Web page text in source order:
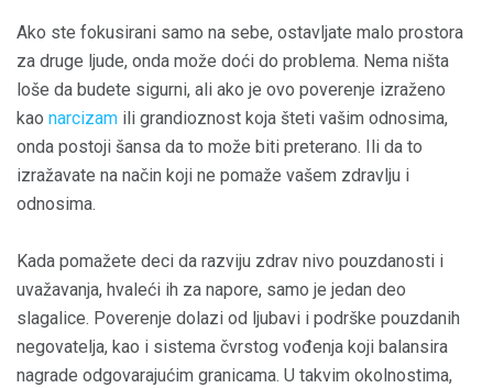
Ako ste fokusirani samo na sebe, ostavljate malo prostora
za druge ljude, onda može doći do problema. Nema ništa
loše da budete sigurni, ali ako je ovo poverenje izraženo
kao narcizam ili grandioznost koja šteti vašim odnosima,
onda postoji šansa da to može biti preterano. Ili da to
izražavate na način koji ne pomaže vašem zdravlju i
odnosima.
Kada pomažete deci da razviju zdrav nivo pouzdanosti i
uvažavanja, hvaleći ih za napore, samo je jedan deo
slagalice. Poverenje dolazi od ljubavi i podrške pouzdanih
negovatelja, kao i sistema čvrstog vođenja koji balansira
nagrade odgovarajućim granicama. U takvim okolnostima,